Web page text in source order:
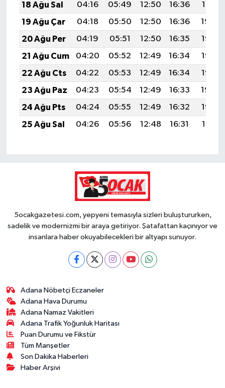
18 Ağu Sal 04:16 05:49 12:50 16:36
19:41
19 Ağu Çar
04:18 05:50 12:50 16:36
19:40
20 Ağu Per
04:19 05:51 12:50 16:35
19:38
21 Ağu Cum
04:20 05:52 12:49 16:34
19:37
22 Ağu Cts
04:22 05:53 12:49 16:34
19:35
23 Ağu Paz
04:23 05:54 12:49 16:33
19:34
24 Ağu Pts
04:24 05:55 12:49 16:32
19:32
25 Ağu Sal
04:26 05:56 12:48 16:31 19:31
5ocakgazetesi.com, yepyeni temasıyla sizleri buluştururken,
sadelik ve modernizmi bir araya getiriyor. Şatafattan kaçınıyor ve
insanlara haber okuyabilecekleri bir altyapı sunuyor.
Adana Nöbetçi Eczaneler
Adana Hava Durumu
Adana Namaz Vakitleri
Adana Trafik Yoğunluk Haritası
Puan Durumu ve Fikstür
Tüm Manşetler
Son Dakika Haberleri
Haber Arşivi